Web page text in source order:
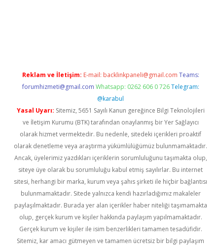
Reklam ve İletişim: E-mail: backlinkpaneli@gmail.com Teams:
forumhizmeti@gmail.com Whatsapp: 0262 606 0 726 Telegram:
@karabul
Yasal Uyarı: Sitemiz, 5651 Sayılı Kanun gereğince Bilgi Teknolojileri
ve İletişim Kurumu (BTK) tarafından onaylanmış bir Yer Sağlayıcı
olarak hizmet vermektedir. Bu nedenle, sitedeki içerikleri proaktif
olarak denetleme veya araştırma yükümlülüğümüz bulunmamaktadır.
Ancak, üyelerimiz yazdıkları içeriklerin sorumluluğunu taşımakta olup,
siteye üye olarak bu sorumluluğu kabul etmiş sayılırlar. Bu internet
sitesi, herhangi bir marka, kurum veya şahıs şirketi ile hiçbir bağlantısı
bulunmamaktadır. Sitede yalnızca kendi hazırladığımız makaleler
paylaşılmaktadır. Burada yer alan içerikler haber niteliği taşımamakta
olup, gerçek kurum ve kişiler hakkında paylaşım yapılmamaktadır.
Gerçek kurum ve kişiler ile isim benzerlikleri tamamen tesadüfidir.
Sitemiz, kar amacı gütmeyen ve tamamen ücretsiz bir bilgi paylaşım